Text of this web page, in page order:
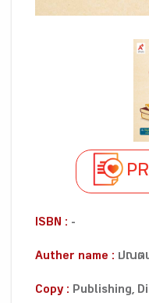
ISBN : -
Auther name : ปณต
Copy : Publishing,